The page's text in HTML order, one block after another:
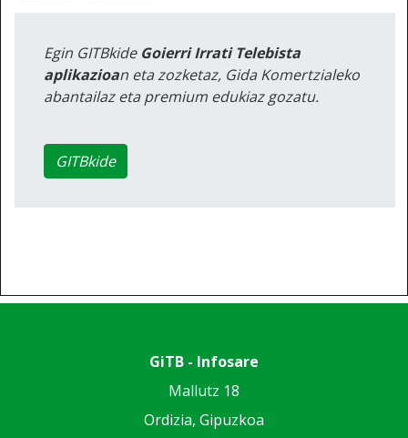
Egin GITBkide Goierri Irrati Telebista
aplikazioan eta zozketaz, Gida Komertzialeko
abantailaz eta premium edukiaz gozatu.
GITBkide
GiTB - Infosare
Mallutz 18
Ordizia, Gipuzkoa